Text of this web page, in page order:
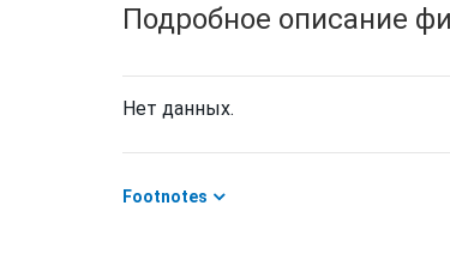
Подробное описание
Нет данных.
Footnotes